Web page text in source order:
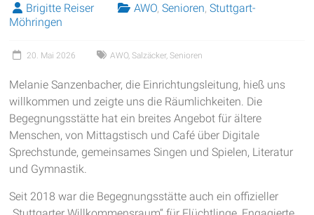
Brigitte Reiser AWO,Senioren,Stuttgart-
Möhringen
20. Mai 2026 AWO, Salzäcker, Senioren
Melanie Sanzenbacher, die Einrichtungsleitung, hieß uns
willkommen und zeigte uns die Räumlichkeiten. Die
Begegnungsstätte hat ein breites Angebot für ältere
Menschen, von Mittagstisch und Café über Digitale
Sprechstunde, gemeinsames Singen und Spielen, Literatur
und Gymnastik.
Seit 2018 war die Begegnungsstätte auch ein offizieller